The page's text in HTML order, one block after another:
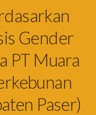
Gender
PT Muara
Paser)